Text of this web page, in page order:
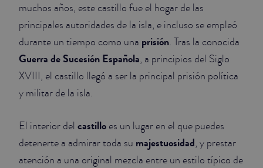
muchos años, este castillo fue el hogar de las
principales autoridades de la isla, e incluso se empleó
durante un tiempo como una prisión. Tras la conocida
Guerra de Sucesión Española, a principios del Siglo
XVIII, el castillo llegó a ser la principal prisión política
y militar de la isla.
El interior del castillo es un lugar en el que puedes
detenerte a admirar toda su majestuosidad, y prestar
atención a una original mezcla entre un estilo típico de